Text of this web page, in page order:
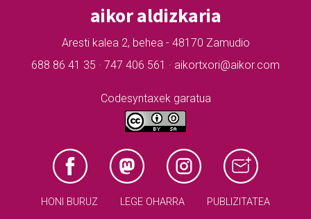
aikor aldizkaria
Aresti kalea 2, behea - 48170 Zamudio
688 86 41 35 · 747 406 561 · aikortxori@aikor.com
Codesyntaxek garatua
HONI BURUZ LEGE OHARRA PUBLIZITATEA